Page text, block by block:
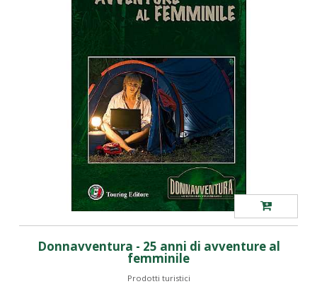
Donnavventura - 25 anni di avventure al
femminile
Prodotti turistici